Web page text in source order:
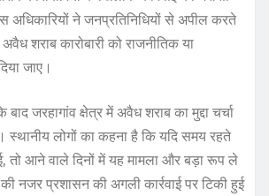
अधिकारियों ने जनप्रतिनिधियों से अपील करते
शराब कारोबारी को राजनीतिक या
जाए।
जरहागांव क्षेत्र में अवैध शराब का मुद्दा चर्चा
स्थानीय लोगों का कहना है कि यदि समय रहते
तो आने वाले दिनों में यह मामला और बड़ा रूप ले
नजर प्रशासन की अगली कार्रवाई पर टिकी हुई